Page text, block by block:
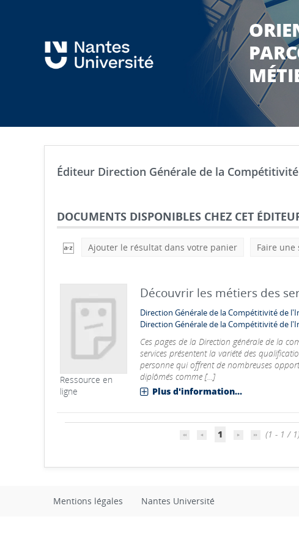
Éditeur Direction Générale de la
DOCUMENTS DISPONIBLES CHEZ CET
Ajouter le résultat dans votre panier Faire une
Ressource en
ligne
Découvrir les métiers des
Direction Générale de la Compétitivité de
Direction Générale de la Compétitivité de
Ces pages de la Direction générale de la
services présentent la variété des
personne qui offrent de nombreuses
diplômés comme [...]
Plus d'information...
1 (1 - 1 /
Mentions légales Nantes Université